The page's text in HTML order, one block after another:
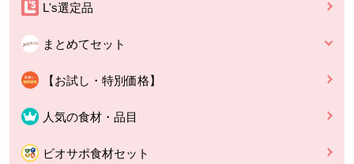
L's選定品
まとめてセット
【お試し・特別価格】
人気の食材・品目
ビオサポ食材セット